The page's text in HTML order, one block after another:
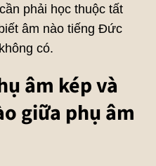
phải học thuộc tất
âm nào tiếng Đức
có.
âm kép và
giữa phụ âm